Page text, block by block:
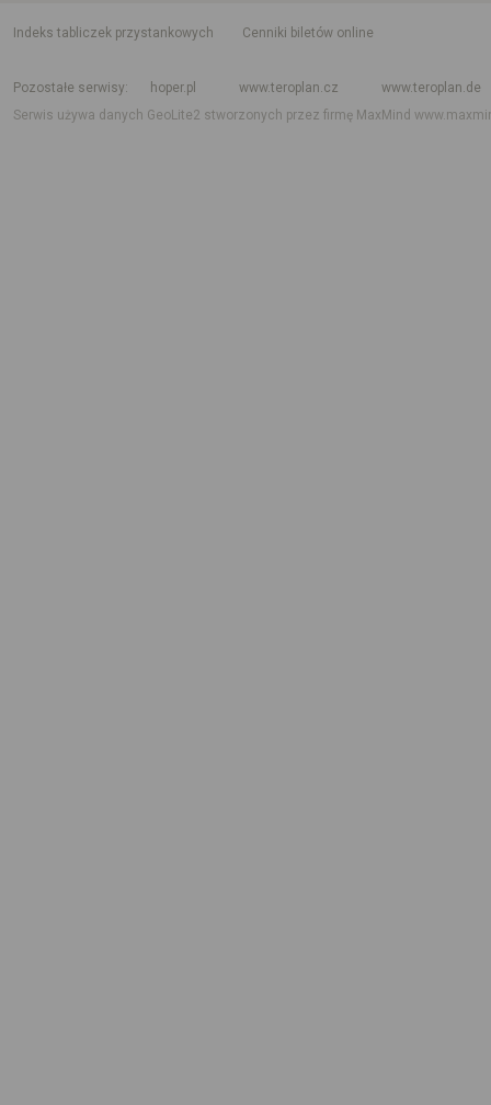
indeks tabliczek przystankowych
Cenniki biletów online
Pozostałe serwisy
hoper.pl www.teroplan.cz
www.teroplan.de
Serwis używa danych GeoLite2 stworzonych przez firmę MaxMind